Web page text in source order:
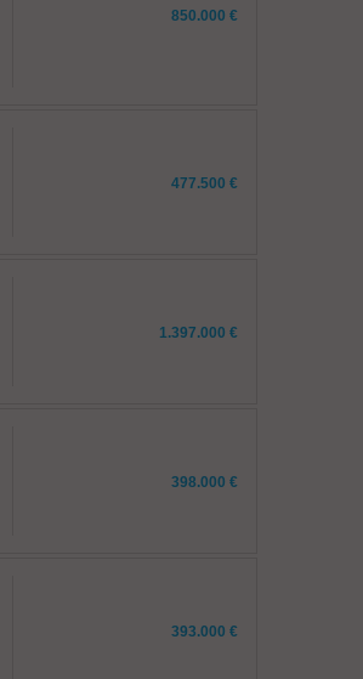
850.000 €
477.500 €
1.397.000 €
398.000 €
393.000 €